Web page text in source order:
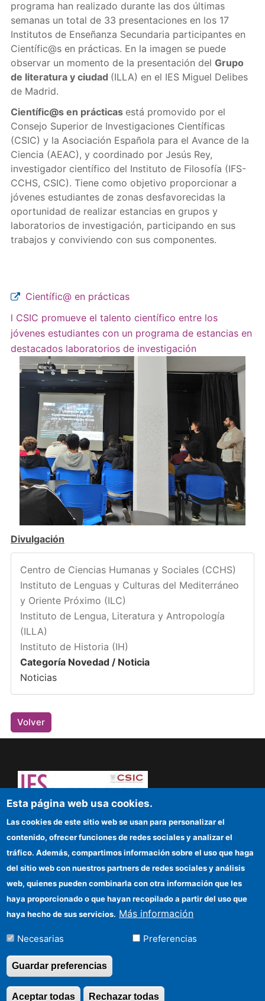
programa han realizado durante las dos últimas
semanas un total de 33 presentaciones en los 17
Institutos de Enseñanza Secundaria participantes en
Científic@s en prácticas. En la imagen se puede
observar un momento de la presentación del Grupo
de literatura y ciudad (ILLA) en el IES Miguel Delibes
de Madrid.
Científic@s en prácticas está promovido por el
Consejo Superior de Investigaciones Científicas
(CSIC) y la Asociación Española para el Avance de la
Ciencia (AEAC), y coordinado por Jesús Rey,
investigador científico del Instituto de Filosofía (IFS-
CCHS, CSIC). Tiene como objetivo proporcionar a
jóvenes estudiantes de zonas desfavorecidas la
oportunidad de realizar estancias en grupos y
laboratorios de investigación, participando en sus
trabajos y conviviendo con sus componentes.
Científic@ en prácticas
l CSIC promueve el talento científico entre los
jóvenes estudiantes con un programa de estancias en
destacados laboratorios de investigación
Divulgación
Centro de Ciencias Humanas y Sociales (CCHS)
Instituto de Lenguas y Culturas del Mediterráneo
y Oriente Próximo (ILC)
Instituto de Lengua, Literatura y Antropología
(ILLA)
Instituto de Historia (IH)
Categoría Novedad / Noticia
Noticias
Volver
¡Atrévete a pensar! Sapere aude
IFS
Sede electrónica CSIC
Organismos financiadores
Cómo llegar
Información para proveedores
©Copyright 2026 Todos los derechos
Esta página web usa cookies.
Las cookies de este sitio web se usan para personalizar el
contenido, ofrecer funciones de redes sociales y analizar el
tráfico. Además, compartimos información sobre el uso que haga
del sitio web con nuestros partners de redes sociales y análisis
web, quienes pueden combinarla con otra información que les
haya proporcionado o que hayan recopilado a partir del uso que
haya hecho de sus servicios. Más información
Necesarias Preferencias
Guardar preferencias
Rechazar todas
Aceptar todas